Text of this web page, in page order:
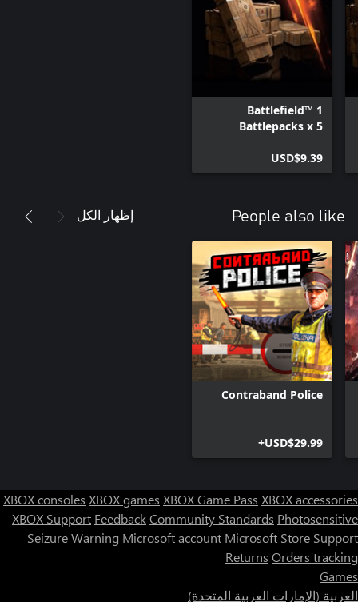
Battlefield™ 1
Battlepacks x 5
USD$9.39
People also like إظهار الكل
Contraband Police
USD$29.99+
XBOX consoles XBOX games XBOX Game Pass XBOX accessories
XBOX Support FeedbackCommunity Standards Photosensitive
Seizure Warning Microsoft account Microsoft Store Support
Returns Orders tracking
Games
العربية (الإمارات العربية المتحدة)